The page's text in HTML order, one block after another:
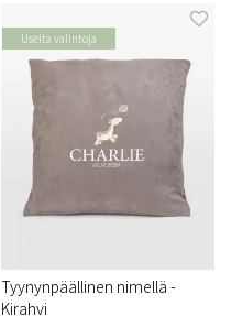
Useita valintoja
Tyynynpäällinen nimellä -
Kirahvi